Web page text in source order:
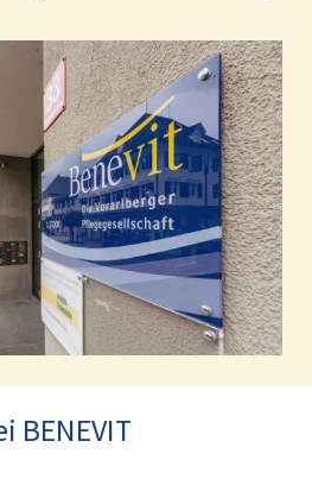
BENEVIT